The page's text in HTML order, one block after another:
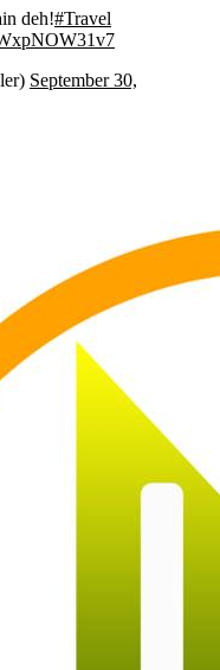
deh!#Travel
September 30,